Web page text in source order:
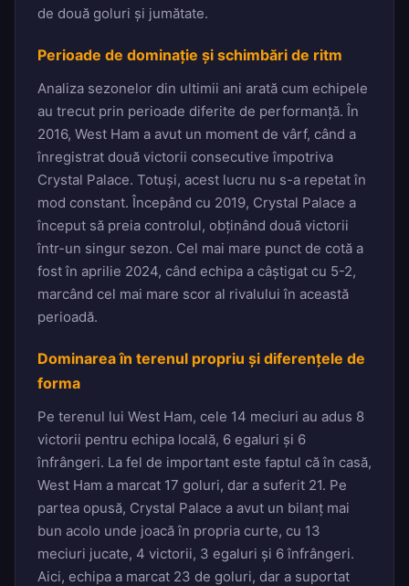
de două goluri și jumătate.
Perioade de dominație și schimbări de ritm
Analiza sezonelor din ultimii ani arată cum echipele
au trecut prin perioade diferite de performanță. În
2016, West Ham a avut un moment de vârf, când a
înregistrat două victorii consecutive împotriva
Crystal Palace. Totuși, acest lucru nu s-a repetat în
mod constant. Începând cu 2019, Crystal Palace a
început să preia controlul, obținând două victorii
într-un singur sezon. Cel mai mare punct de cotă a
fost în aprilie 2024, când echipa a câștigat cu 5-2,
marcând cel mai mare scor al rivalului în această
perioadă.
Dominarea în terenul propriu și diferențele de
forma
Pe terenul lui West Ham, cele 14 meciuri au adus 8
victorii pentru echipa locală, 6 egaluri și 6
înfrângeri. La fel de important este faptul că în casă,
West Ham a marcat 17 goluri, dar a suferit 21. Pe
partea opusă, Crystal Palace a avut un bilanț mai
bun acolo unde joacă în propria curte, cu 13
meciuri jucate, 4 victorii, 3 egaluri și 6 înfrângeri.
Aici, echipa a marcat 23 de goluri, dar a suportat